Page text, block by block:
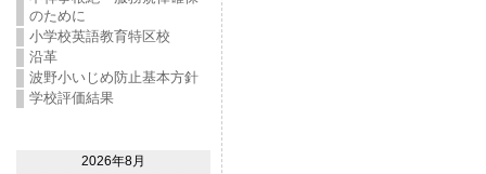
のために
小学校英語教育特区校
沿革
波野小いじめ防止基本方針
学校評価結果
2026年8月